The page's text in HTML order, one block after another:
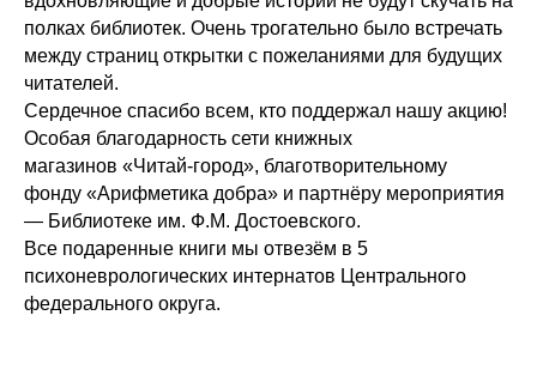
полках библиотек. Очень трогательно было встречать
между страниц открытки с пожеланиями для будущих
читателей.
Сердечное спасибо всем, кто поддержал нашу акцию!
Особая благодарность сети книжных
магазинов «Читай-город», благотворительному
фонду «Арифметика добра» и партнёру мероприятия
— Библиотеке им. Ф.М. Достоевского.
Все подаренные книги мы отвезём в 5
психоневрологических интернатов Центрального
федерального округа.